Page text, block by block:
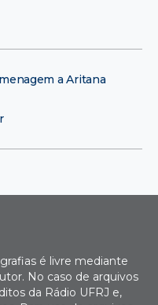
a Aritana
é livre mediante
No caso de arquivos
da Rádio UFRJ e,